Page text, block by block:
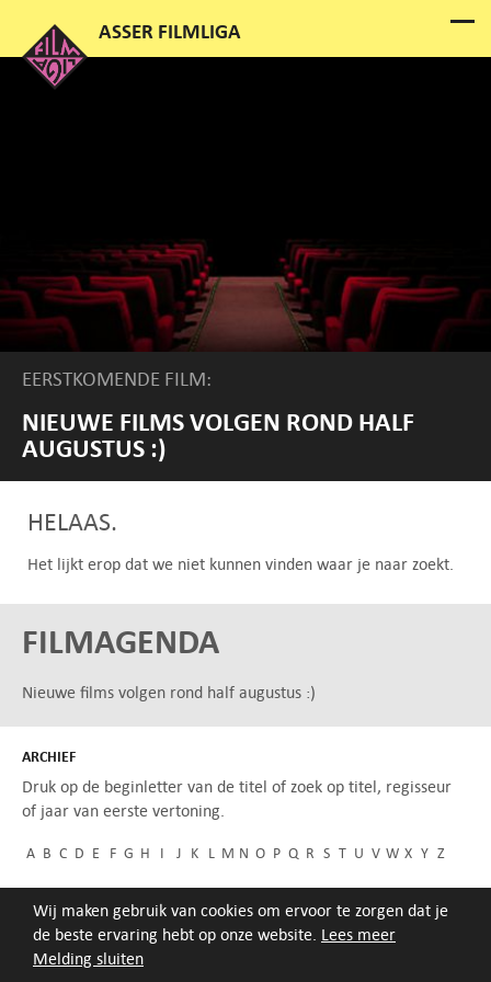
Melding sluiten
Wij maken gebruik van cookies om ervoor te zorgen dat je
de beste ervaring hebt op onze website. Lees meer
EERSTKOMENDE FILM:
NIEUWE FILMS VOLGEN ROND HALF
AUGUSTUS :)
HELAAS.
Het lijkt erop dat we niet kunnen vinden waar je naar zoekt.
FILMAGENDA
Nieuwe films volgen rond half augustus :)
ARCHIEF
Druk op de beginletter van de titel of zoek op titel, regisseur
of jaar van eerste vertoning.
A B C D E F G H I J K L M N O P Q R S T U V W X Y Z